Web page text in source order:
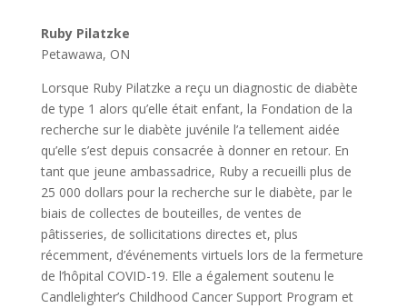
Ruby Pilatzke
Petawawa, ON
Lorsque Ruby Pilatzke a reçu un diagnostic de diabète
de type 1 alors qu’elle était enfant, la Fondation de la
recherche sur le diabète juvénile l’a tellement aidée
qu’elle s’est depuis consacrée à donner en retour. En
tant que jeune ambassadrice, Ruby a recueilli plus de
25 000 dollars pour la recherche sur le diabète, par le
biais de collectes de bouteilles, de ventes de
pâtisseries, de sollicitations directes et, plus
récemment, d’événements virtuels lors de la fermeture
de l’hôpital COVID-19. Elle a également soutenu le
Candlelighter’s Childhood Cancer Support Program et